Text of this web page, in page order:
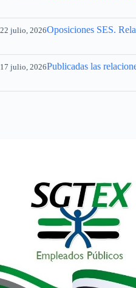
22 julio, 2026Oposiciones SES.
17 julio, 2026Publicadas las